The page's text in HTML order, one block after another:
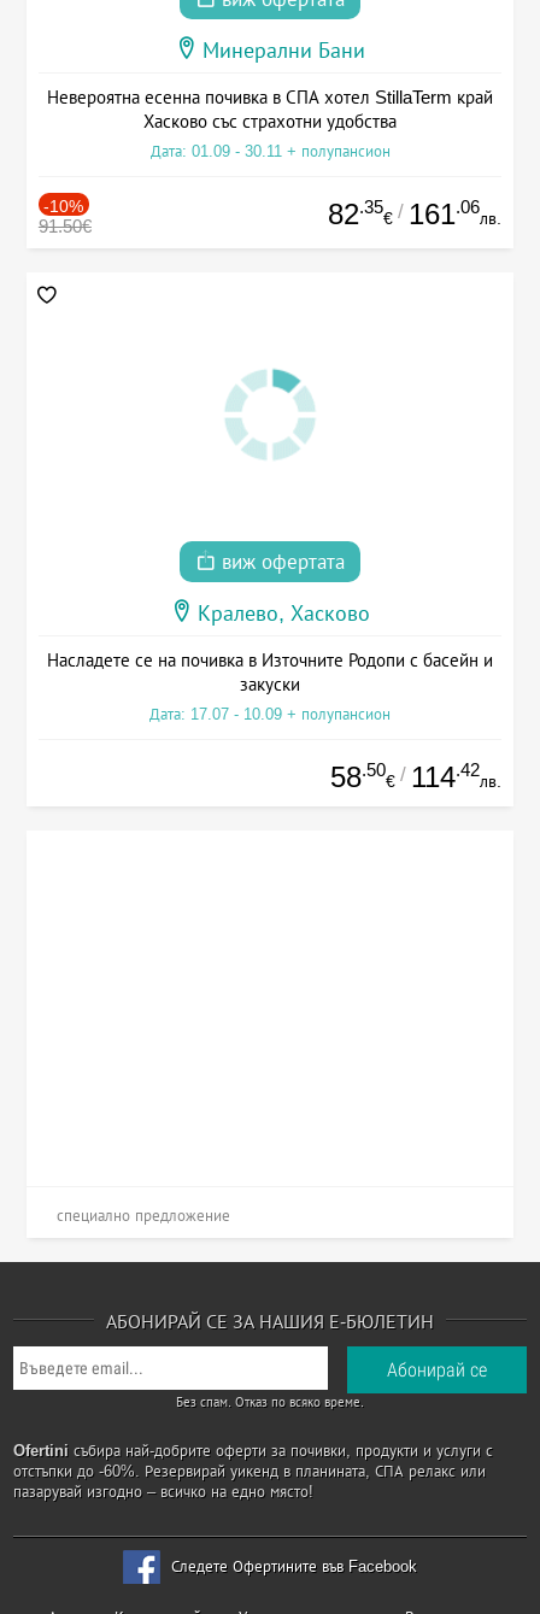
Минерални Бани
Невероятна есенна почивка в СПА хотел StillaTerm край
Хасково със страхотни удобства
Дата: 01.09 - 30.11 + полупансион
-10%
91.50€ 82.35
€ / 161.06
лв.
виж офертата
Кралево, Хасково
Насладете се на почивка в Източните Родопи с басейн и
закуски
Дата: 17.07 - 10.09 + полупансион
58.50
€ / 114.42
лв.
специално предложение
АБОНИРАЙ СЕ ЗА НАШИЯ Е-БЮЛЕТИН
Без спам. Отказ по всяко време.
Ofertini събира най-добрите оферти за почивки, продукти и услуги с
отстъпки до -60%. Резервирай уикенд в планината, СПА релакс или
пазарувай изгодно – всичко на едно място!
Следете Офертините във Facebook